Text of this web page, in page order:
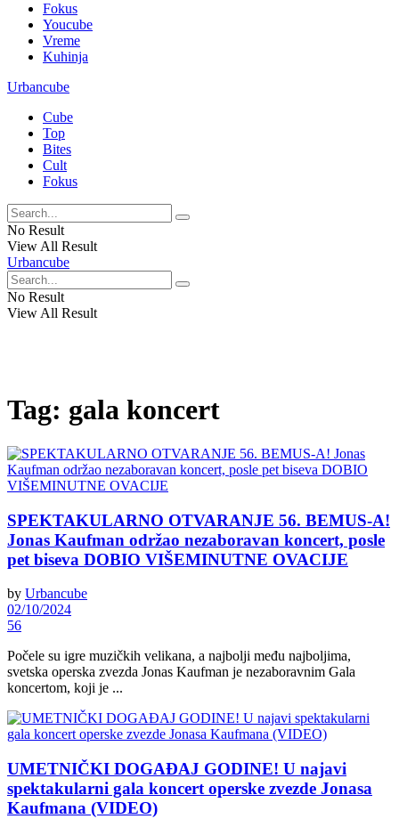
Fokus
Youcube
Vreme
Kuhinja
Urbancube
Cube
Top
Bites
Cult
Fokus
No Result
View All Result
Urbancube
No Result
View All Result
Tag: gala koncert
SPEKTAKULARNO OTVARANJE 56. BEMUS-A!
Jonas Kaufman održao nezaboravan koncert, posle
pet biseva DOBIO VIŠEMINUTNE OVACIJE
by Urbancube
02/10/2024
56
Počele su igre muzičkih velikana, a najbolji među najboljima,
svetska operska zvezda Jonas Kaufman je nezaboravnim Gala
koncertom, koji je ...
UMETNIČKI DOGAĐAJ GODINE! U najavi
spektakularni gala koncert operske zvezde Jonasa
Kaufmana (VIDEO)